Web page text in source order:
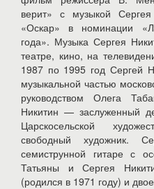
верит» с музыкой
«Оскар» в номинации
года». Музыка Сергея
театре, кино, на
1987 по 1995 год Сергей
музыкальной частью
руководством Олега
Никитин — заслуженный
Царскосельской
свободный художник.
семиструнной гитаре с
Татьяны и Сергея
(родился в 1971 году) и